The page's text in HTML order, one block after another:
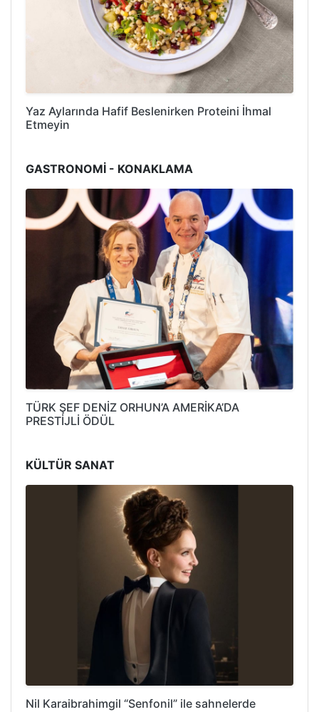
Yaz Aylarında Hafif Beslenirken Proteini İhmal
Etmeyin
GASTRONOMİ - KONAKLAMA
TÜRK ŞEF DENİZ ORHUN’A AMERİKA’DA
PRESTİJLİ ÖDÜL
KÜLTÜR SANAT
Nil Karaibrahimgil “Senfonil” ile sahnelerde